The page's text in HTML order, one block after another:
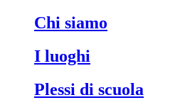
Chi siamo
I luoghi
Plessi di scuola